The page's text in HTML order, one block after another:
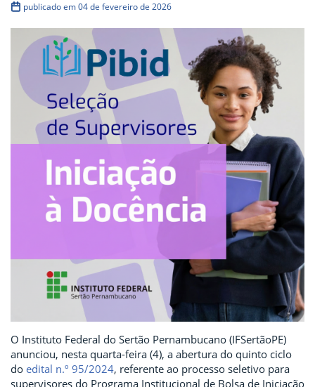
publicado em 04 de fevereiro de 2026
O Instituto Federal do Sertão Pernambucano (IFSertãoPE)
anunciou, nesta quarta-feira (4), a abertura do quinto ciclo
do edital n.º 95/2024, referente ao processo seletivo para
supervisores do Programa Institucional de Bolsa de Iniciação